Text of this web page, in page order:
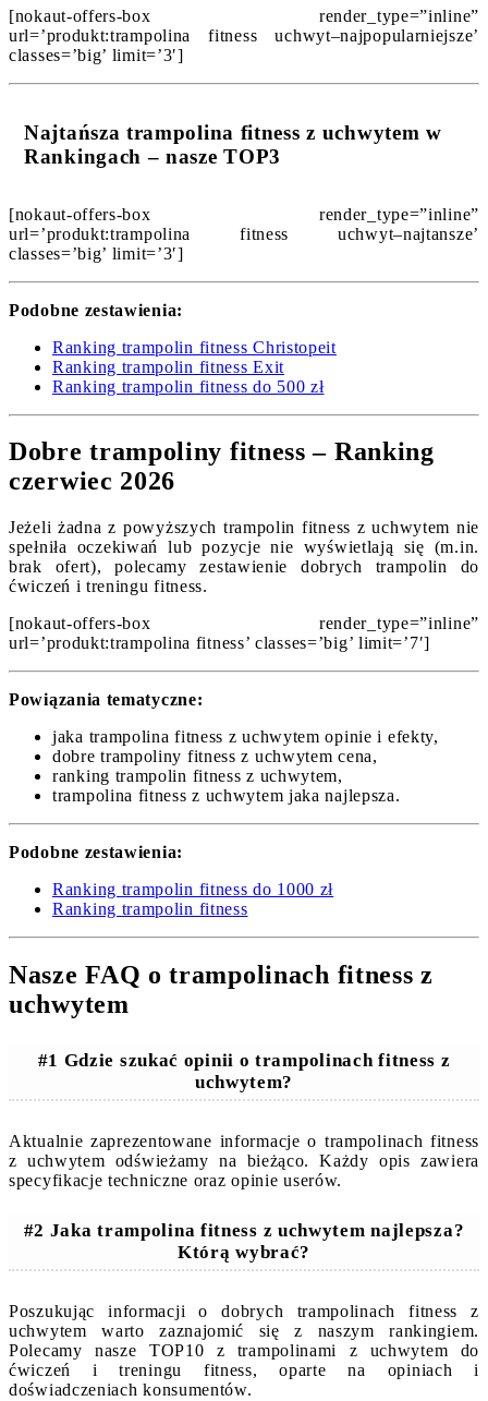
[nokaut-offers-box render_type=”inline”
url=’produkt:trampolina fitness uchwyt–najpopularniejsze’
classes=’big’ limit=’3′]
Najtańsza trampolina fitness z uchwytem w
Rankingach – nasze TOP3
[nokaut-offers-box render_type=”inline”
url=’produkt:trampolina fitness uchwyt–najtansze’
classes=’big’ limit=’3′]
Podobne zestawienia:
Ranking trampolin fitness Christopeit
Ranking trampolin fitness Exit
Ranking trampolin fitness do 500 zł
Dobre trampoliny fitness – Ranking
czerwiec 2026
Jeżeli żadna z powyższych trampolin fitness z uchwytem nie
spełniła oczekiwań lub pozycje nie wyświetlają się (m.in.
brak ofert), polecamy zestawienie dobrych trampolin do
ćwiczeń i treningu fitness.
[nokaut-offers-box render_type=”inline”
url=’produkt:trampolina fitness’ classes=’big’ limit=’7′]
Powiązania tematyczne:
jaka trampolina fitness z uchwytem opinie i efekty,
dobre trampoliny fitness z uchwytem cena,
ranking trampolin fitness z uchwytem,
trampolina fitness z uchwytem jaka najlepsza.
Podobne zestawienia:
Ranking trampolin fitness do 1000 zł
Ranking trampolin fitness
Nasze FAQ o trampolinach fitness z
uchwytem
#1 Gdzie szukać opinii o trampolinach fitness z
uchwytem?
Aktualnie zaprezentowane informacje o trampolinach fitness
z uchwytem odświeżamy na bieżąco. Każdy opis zawiera
specyfikacje techniczne oraz opinie userów.
#2 Jaka trampolina fitness z uchwytem najlepsza?
Którą wybrać?
Poszukując informacji o dobrych trampolinach fitness z
uchwytem warto zaznajomić się z naszym rankingiem.
Polecamy nasze TOP10 z trampolinami z uchwytem do
ćwiczeń i treningu fitness, oparte na opiniach i
doświadczeniach konsumentów.